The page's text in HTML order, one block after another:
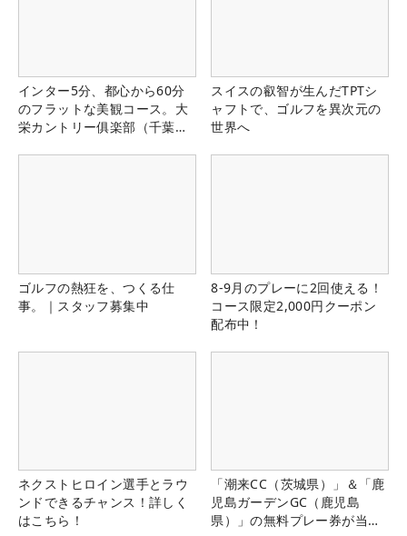
インター5分、都心から60分
のフラットな美観コース。大
栄カントリー俱楽部（千葉
スイスの叡智が生んだTPTシ
ャフトで、ゴルフを異次元の
世界へ
ゴルフの熱狂を、つくる仕
事。｜スタッフ募集中
8-9月のプレーに2回使える！
コース限定2,000円クーポン
配布中！
ネクストヒロイン選手とラウ
ンドできるチャンス！詳しく
はこちら！
「潮来CC（茨城県）」＆「鹿
児島ガーデンGC（鹿児島
県）」の無料プレー券が当た